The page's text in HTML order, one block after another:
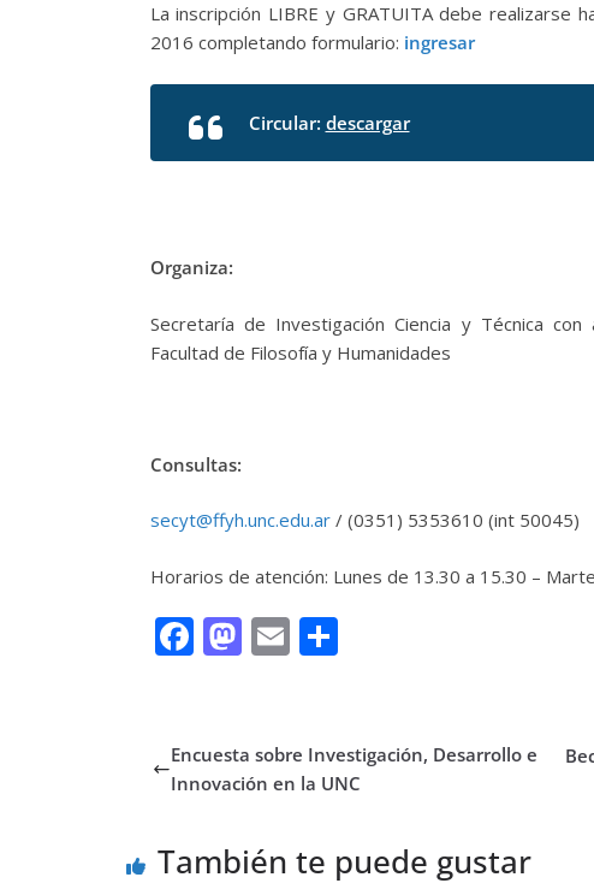
La inscripción LIBRE y GRATUITA debe
2016 completando formulario: ingresar
Circular: descargar
Organiza:
Secretaría de Investigación Ciencia y Técnica
Facultad de Filosofía y Humanidades
Consultas:
secyt@ffyh.unc.edu.ar/ (0351) 5353610 (int 50045)
Horarios de atención: Lunes de 13.30 a 15.30 –
F
b
o
k
M
d
o
E
l
C
p
ar
r
Encuesta sobre Investigación, Desarrollo e
Innovación en la UNC
También te puede gustar